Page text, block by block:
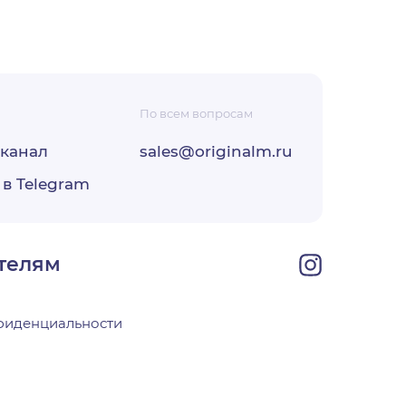
«О
Telegram
По всем вопросам
sales@originalm.ru